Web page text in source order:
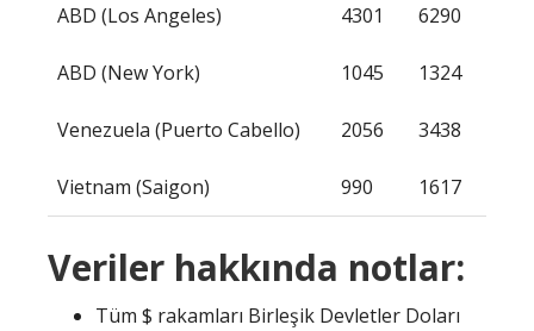
ABD (Los Angeles) 4301 6290
ABD (New York) 1045 1324
Venezuela (Puerto Cabello) 2056 3438
Vietnam (Saigon) 990 1617
Veriler hakkında notlar:
Tüm $ rakamları Birleşik Devletler Doları